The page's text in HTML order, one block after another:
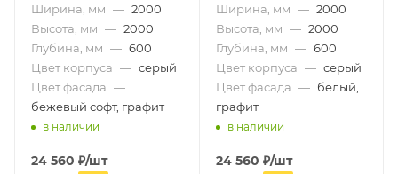
Ширина, мм — 2000
Высота, мм — 2000
Глубина, мм — 600
Цвет корпуса — серый
Цвет фасада —
бежевый софт, графит
в наличии
24 560 ₽/шт
Ширина, мм — 2000
Высота, мм — 2000
Глубина, мм — 600
Цвет корпуса — серый
Цвет фасада — белый,
графит
в наличии
24 560 ₽/шт